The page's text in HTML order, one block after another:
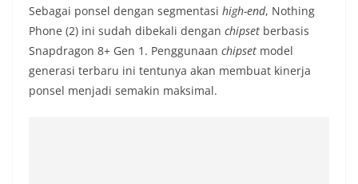
Sebagai ponsel dengan segmentasi high-end, Nothing
Phone (2) ini sudah dibekali dengan chipset berbasis
Snapdragon 8+ Gen 1. Penggunaan chipset model
generasi terbaru ini tentunya akan membuat kinerja
ponsel menjadi semakin maksimal.